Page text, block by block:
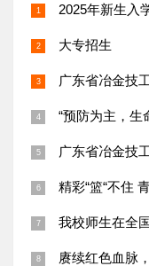
2025年新生入
大专招生